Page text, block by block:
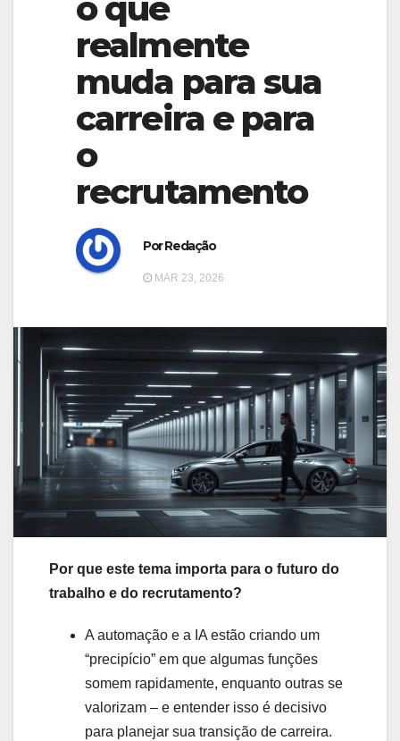
o que
realmente
muda para sua
carreira e para
o
recrutamento
Por Redação
MAR 23, 2026
Por que este tema importa para o futuro do
trabalho e do recrutamento?
A automação e a IA estão criando um
“precipício” em que algumas funções
somem rapidamente, enquanto outras se
valorizam – e entender isso é decisivo
para planejar sua transição de carreira.